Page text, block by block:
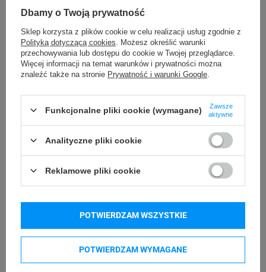
Rozdzielczość
wydruku etykiet
300 x 300 DPI (tryb
standard)
300 x 600 DPI (tryb
wysokiej rozdzielczości)
300 DPI
do 93 etykiety/min
24 mm/s (dwukolorowe)
Długość druku 12,7 mm - 1 m
Dbamy o Twoją prywatność
Sklep korzysta z plików cookie w celu realizacji usług zgodnie z
Polityką dotyczącą cookies . Możesz określić warunki
przechowywania lub dostępu do cookie w Twojej przeglądarce.
Więcej informacji na temat warunków i prywatności można
znaleźć także na stronie Prywatność i warunki Google
Funkcjonalne pliki cookie (wymagane)
Zawsze
aktywne
Analityczne pliki cookie
Reklamowe pliki cookie
POTWIERDZAM WYMAGANE
POTWIERDZAM WSZYSTKIE